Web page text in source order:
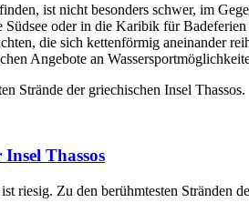
ist nicht besonders schwer, im
oder in die Karibik für
die sich kettenförmig aneinander
Angebote an
Strände der griechischen Insel Thassos.
Thassos
riesig. Zu den berühmtesten Stränden